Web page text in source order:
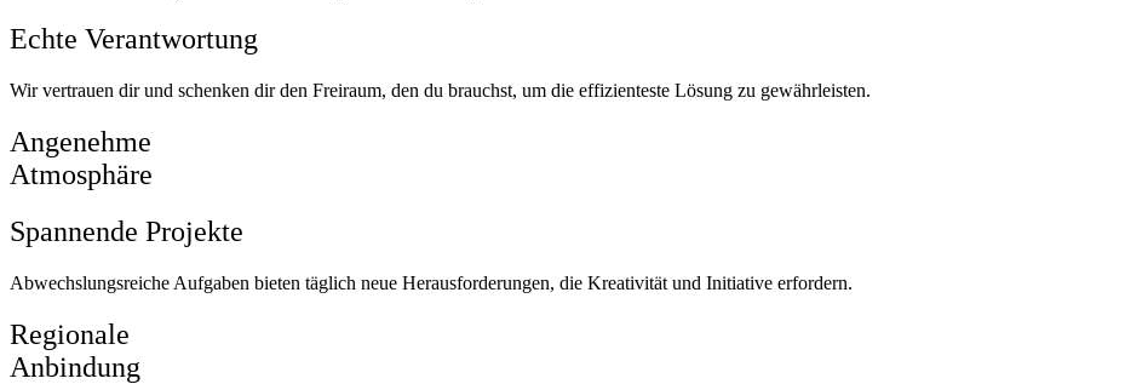
Echte Verantwortung
Wir vertrauen dir und schenken dir den Freiraum, den du brauchst, um die effizienteste Lösung zu gewährleisten.
Angenehme
Atmosphäre
Spannende Projekte
Abwechslungsreiche Aufgaben bieten täglich neue Herausforderungen, die Kreativität und Initiative erfordern.
Regionale
Anbindung